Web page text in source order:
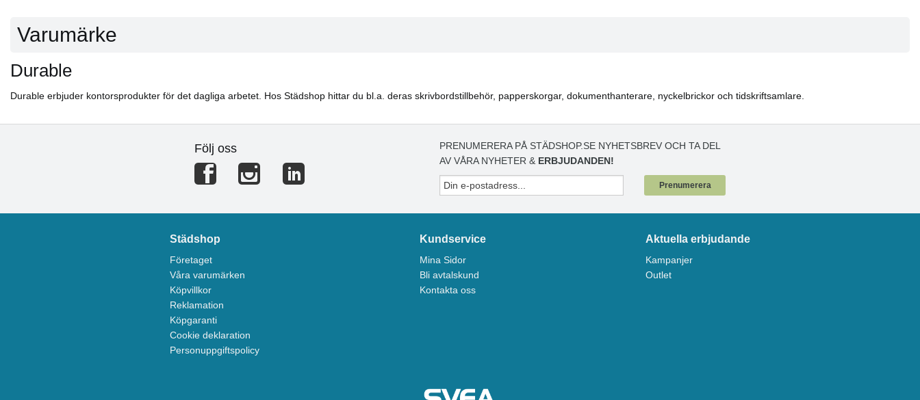
Varumärke
Durable
Durable erbjuder kontorsprodukter för det dagliga arbetet. Hos Städshop hittar du bl.a. deras skrivbordstillbehör, papperskorgar, dokumenthanterare, nyckelbrickor och tidskriftsamlare.
Följ oss
PRENUMERERA PÅ STÄDSHOP.SE NYHETSBREV OCH TA DEL
AV VÅRA NYHETER & ERBJUDANDEN!
Prenumerera
Städshop
Företaget
Våra varumärken
Köpvillkor
Reklamation
Köpgaranti
Cookie deklaration
Personuppgiftspolicy
Kundservice
Mina Sidor
Bli avtalskund
Kontakta oss
Aktuella erbjudande
Kampanjer
Outlet